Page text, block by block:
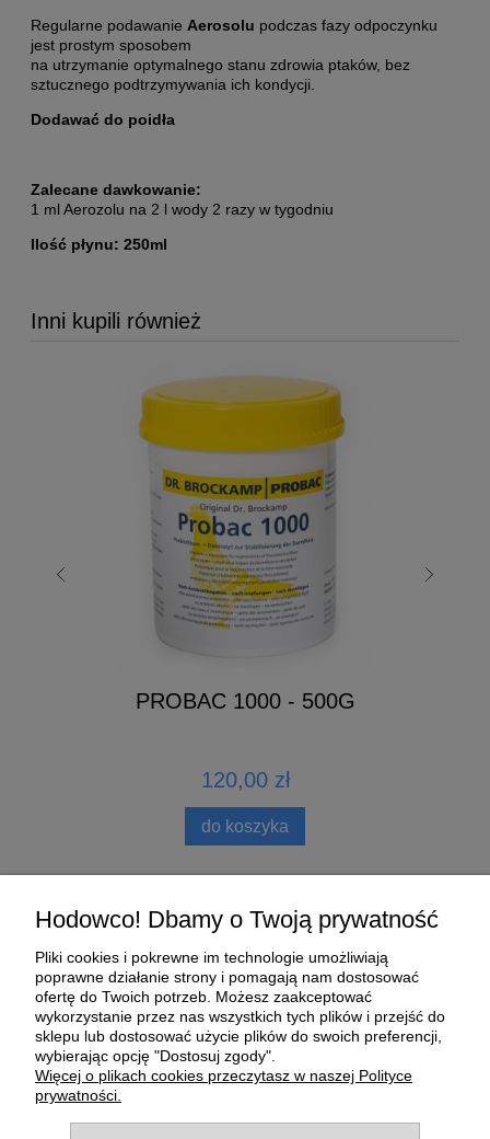
Regularne podawanie Aerosolu podczas fazy odpoczynku
jest prostym sposobem
na utrzymanie optymalnego stanu zdrowia ptaków, bez
sztucznego podtrzymywania ich kondycji.
Dodawać do poidła
Zalecane dawkowanie:
1 ml Aerozolu na 2 l wody 2 razy w tygodniu
Ilość płynu: 250ml
Inni kupili również
PROBAC 1000 - 500G
120,00 zł
do koszyka
Moje konto
Płatności i dostawa
O nas
Informacje
Hodowco! Dbamy o Twoją prywatność
Pliki cookies i pokrewne im technologie umożliwiają
poprawne działanie strony i pomagają nam dostosować
ofertę do Twoich potrzeb. Możesz zaakceptować
wykorzystanie przez nas wszystkich tych plików i przejść do
sklepu lub dostosować użycie plików do swoich preferencji,
wybierając opcję "Dostosuj zgody".
Więcej o plikach cookies przeczytasz w naszej Polityce
prywatności.